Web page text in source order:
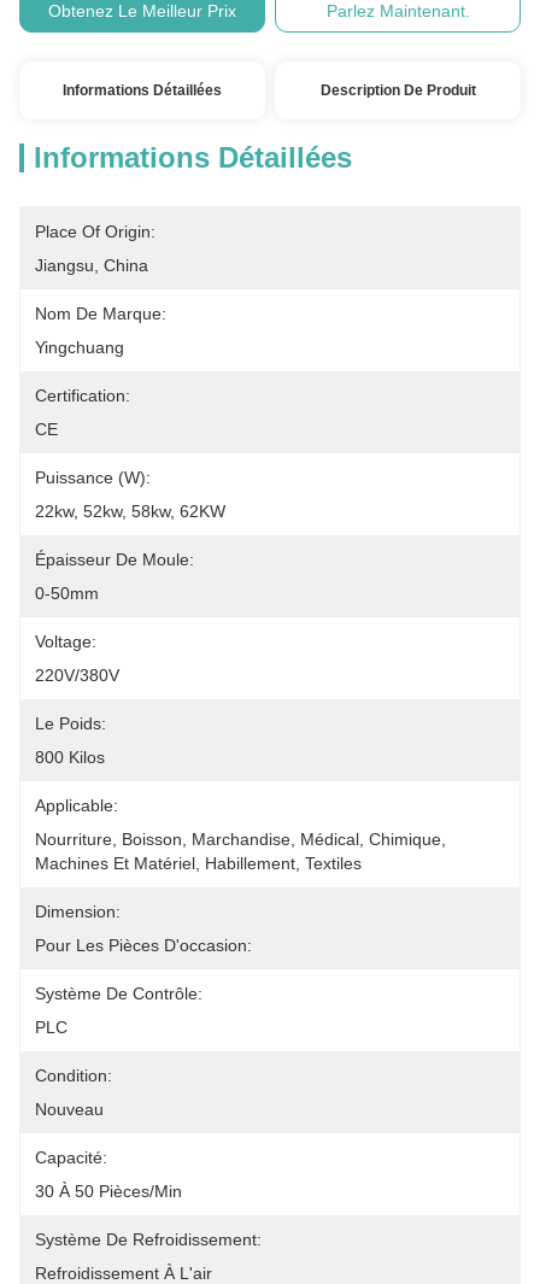
Obtenez Le Meilleur Prix Parlez Maintenant.
Informations Détaillées Description De Produit
Informations Détaillées
Place Of Origin:
Jiangsu, China
Nom De Marque:
Yingchuang
Certification:
CE
Puissance (w):
22kw, 52kw, 58kw, 62KW
Épaisseur De Moule:
0-50mm
Voltage:
220V/380V
Le Poids:
800 Kilos
Applicable:
Nourriture, Boisson, Marchandise, Médical, Chimique,
Machines Et Matériel, Habillement, Textiles
Dimension:
Pour Les Pièces D'occasion:
Système De Contrôle:
PLC
Condition:
Nouveau
Capacité:
30 À 50 Pièces/min
Système De Refroidissement:
Refroidissement À L'air